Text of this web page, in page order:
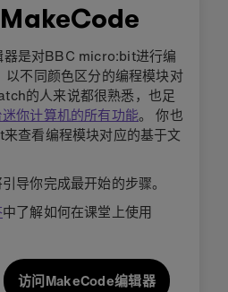
是对BBC micro:bit进行编
不同颜色区分的编程模块对
的人来说都很熟悉，也足
你计算机的所有功能。 你也
查看编程模块对应的基于文
导你完成最开始的步骤。
中了解如何在课堂上使用
访问MakeCode编辑器